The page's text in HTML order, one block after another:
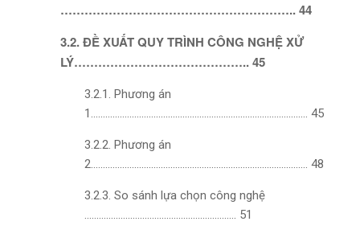
………………………………………………….. 44
3.2. ĐỀ XUẤT QUY TRÌNH CÔNG NGHỆ XỬ
LÝ…………………………………….. 45
3.2.1. Phương án
1……………………………………………………………………………… 45
3.2.2. Phương án
2……………………………………………………………………………… 48
3.2.3. So sánh lựa chọn công nghệ
……………………………………………………… 51